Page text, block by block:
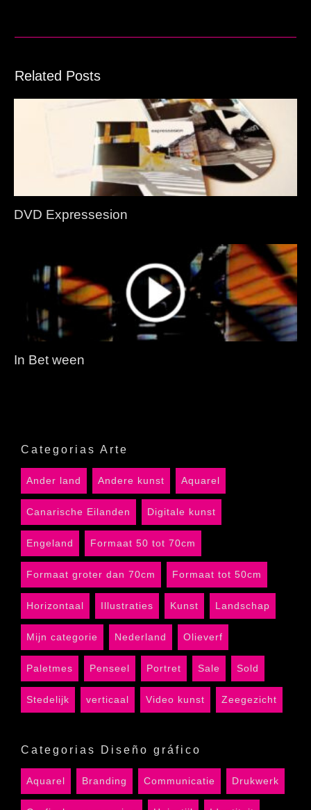
Related Posts
DVD Expressesion
In Bet ween
Categorias Arte
Ander land Andere kunst Aquarel
Canarische Eilanden Digitale kunst
Engeland Formaat 50 tot 70cm
Formaat groter dan 70cm Formaat tot 50cm
Horizontaal Illustraties Kunst Landschap
Mijn categorie Nederland Olieverf
Paletmes Penseel Portret Sale Sold
Stedelijk verticaal Video kunst Zeegezicht
Categorias Diseño gráfico
Aquarel Branding Communicatie Drukwerk